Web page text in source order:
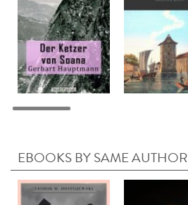
EBOOKS BY SAME AUTHOR